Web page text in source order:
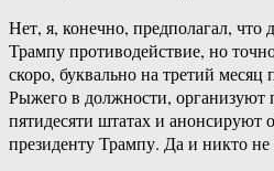
Нет, я, конечно, предполагал, что
Трампу противодействие, но
скоро, буквально на третий
Рыжего в должности, организуют
пятидесяти штатах и анонсируют
президенту Трампу. Да и никто